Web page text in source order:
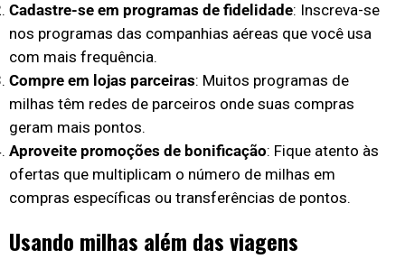
Cadastre-se em programas de fidelidade: Inscreva-se
nos programas das companhias aéreas que você usa
com mais frequência.
Compre em lojas parceiras: Muitos programas de
milhas têm redes de parceiros onde suas compras
geram mais pontos.
Aproveite promoções de bonificação: Fique atento às
ofertas que multiplicam o número de milhas em
compras específicas ou transferências de pontos.
Usando milhas além das viagens